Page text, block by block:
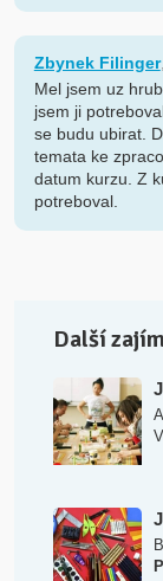
Zbynek Filinger
Mel jsem uz
jsem ji
se budu ubirat.
temata ke
datum kurzu. Z
potreboval.
Další